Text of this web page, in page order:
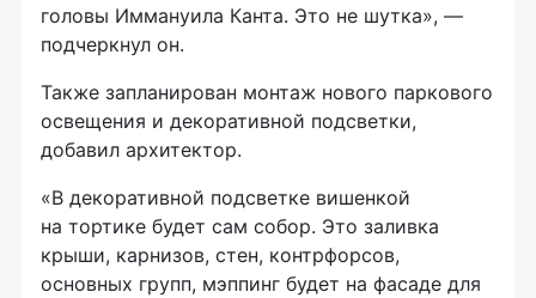
головы Иммануила Канта. Это не шутка», —
подчеркнул он.
Также запланирован монтаж нового паркового
освещения и декоративной подсветки,
добавил архитектор.
«В декоративной подсветке вишенкой
на тортике будет сам собор. Это заливка
крыши, карнизов, стен, контрфорсов,
основных групп, мэппинг будет на фасаде для